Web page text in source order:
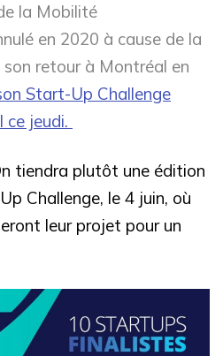
la Mobilité
en 2020 à cause de la
retour à Montréal en
Start-Up Challenge
ce jeudi.
tiendra plutôt une édition
Challenge, le 4 juin, où
leur projet pour un